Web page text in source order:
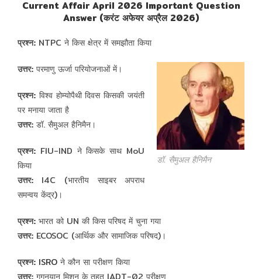
Current Affair April 2026 Important Question
Answer (करंट अफेयर अप्रैल 2026)
प्रश्न:NTPC ने किस क्षेत्र में समझौता किया
डॉ. सैमुअल हैनिमैन
उत्तर:परमाणु ऊर्जा परियोजनाओं में।
प्रश्न:विश्व होम्योपैथी दिवस किसकी जयंती
पर मनाया जाता है
उत्तर:डॉ. सैमुअल हैनिमैन।
प्रश्न:FIU-IND ने किसके साथ MoU
किया
उत्तर:I4C (भारतीय साइबर अपराध
समन्वय केंद्र)।
प्रश्न:भारत को UN की किस परिषद में चुना गया
उत्तर:ECOSOC (आर्थिक और सामाजिक परिषद)।
प्रश्न: ISROने कौन सा परीक्षण किया